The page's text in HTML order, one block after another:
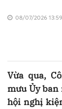
08/07/2026 13:59
Vừa qua,
mưu Ủy ban
hội nghị